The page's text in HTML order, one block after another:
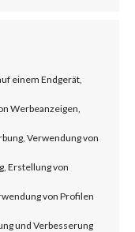
einem Endgerät,
Werbeanzeigen,
Verwendung von
Erstellung von
von Profilen
und Verbesserung